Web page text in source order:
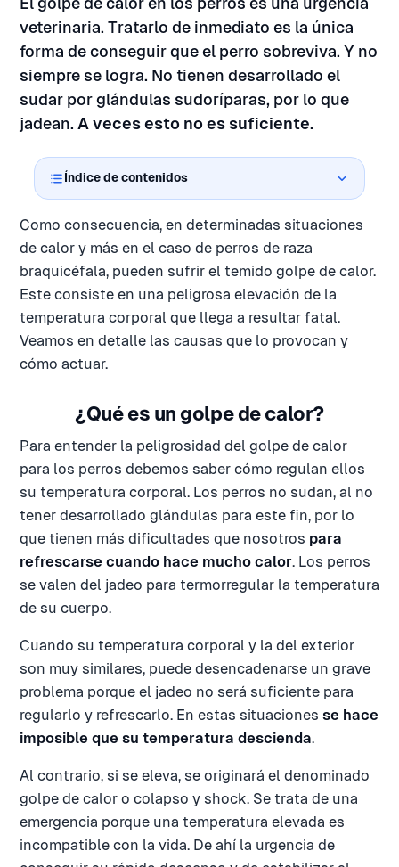
veterinaria. Tratarlo de inmediato es la única
forma de conseguir que el perro sobreviva. Y no
siempre se logra. No tienen desarrollado el
sudar por glándulas sudoríparas, por lo que
jadean. A veces esto no es suficiente.
Índice de contenidos
Como consecuencia, en determinadas situaciones
de calor y más en el caso de perros de raza
braquicéfala, pueden sufrir el temido golpe de calor.
Este consiste en una peligrosa elevación de la
temperatura corporal que llega a resultar fatal.
Veamos en detalle las causas que lo provocan y
cómo actuar.
¿Qué es un golpe de calor?
Para entender la peligrosidad del golpe de calor
para los perros debemos saber cómo regulan ellos
su temperatura corporal. Los perros no sudan, al no
tener desarrollado glándulas para este fin, por lo
que tienen más dificultades que nosotros para
refrescarse cuando hace mucho calor. Los perros
se valen del jadeo para termorregular la temperatura
de su cuerpo.
Cuando su temperatura corporal y la del exterior
son muy similares, puede desencadenarse un grave
problema porque el jadeo no será suficiente para
regularlo y refrescarlo. En estas situaciones se hace
imposible que su temperatura descienda.
Al contrario, si se eleva, se originará el denominado
golpe de calor o colapso y shock. Se trata de una
emergencia porque una temperatura elevada es
incompatible con la vida. De ahí la urgencia de